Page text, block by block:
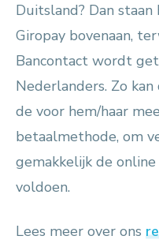
Duitsland? Dan
Giropay bovenaan,
Bancontact wordt
Nederlanders. Zo
de voor hem/haar
betaalmethode, om
gemakkelijk de
voldoen.
Lees meer over ons